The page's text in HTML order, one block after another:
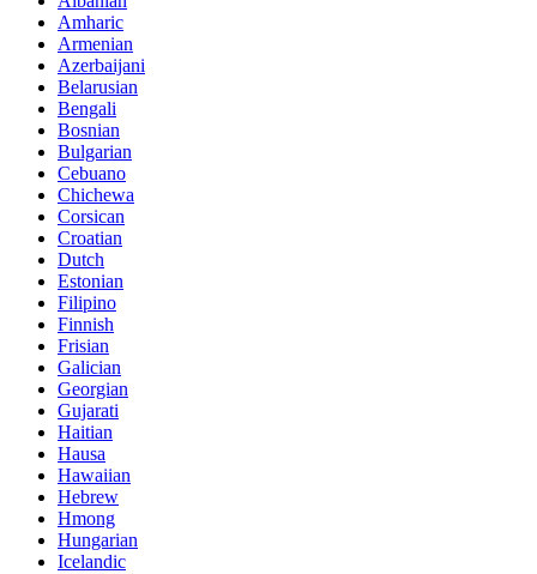
Amharic
Armenian
Azerbaijani
Belarusian
Bengali
Bosnian
Bulgarian
Cebuano
Chichewa
Corsican
Croatian
Dutch
Estonian
Filipino
Finnish
Frisian
Galician
Georgian
Gujarati
Haitian
Hausa
Hawaiian
Hebrew
Hmong
Hungarian
Icelandic